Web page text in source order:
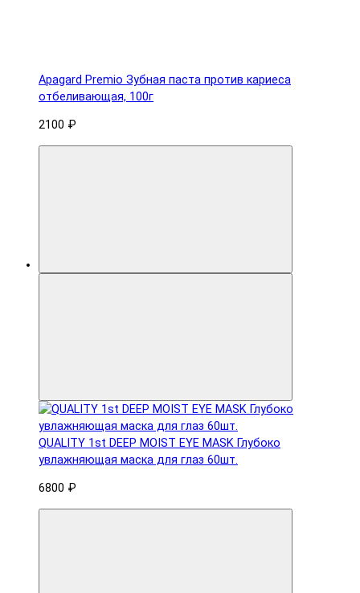
Apagard Premio Зубная паста против кариеса
отбеливающая, 100г
2100 ₽
QUALITY 1st DEEP MOIST EYE MASK Глубоко
увлажняющая маска для глаз 60шт.
6800 ₽